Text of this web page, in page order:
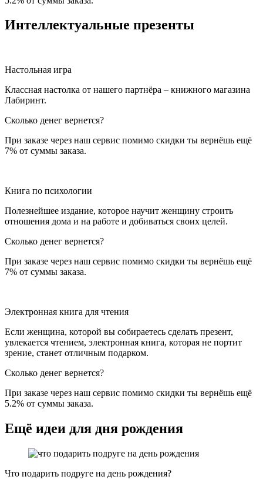
Интеллектуальные презенты
Настольная игра
Классная настолка от нашего партнёра – книжного магазина
Лабиринт.
Сколько денег вернется?
При заказе через наш сервис помимо скидки ты вернёшь ещё
7% от суммы заказа.
Книга по психологии
Полезнейшее издание, которое научит женщину строить
отношения дома и на работе и добиваться своих целей.
Сколько денег вернется?
При заказе через наш сервис помимо скидки ты вернёшь ещё
7% от суммы заказа.
Электронная книга для чтения
Если женщина, которой вы собираетесь сделать презент,
увлекается чтением, электронная книга, которая не портит
зрение, станет отличным подарком.
Сколько денег вернется?
При заказе через наш сервис помимо скидки ты вернёшь ещё
5.2% от суммы заказа.
Ещё идеи для дня рождения
Что подарить подруге на день рождения?